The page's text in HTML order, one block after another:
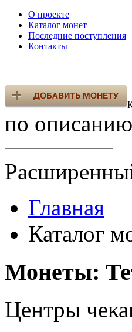
О проекте
Каталог монет
Последние поступления
Контакты
по
Главная
Каталог
Монеты:
Центры